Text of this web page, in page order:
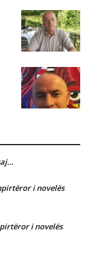
i novelës
i novelës